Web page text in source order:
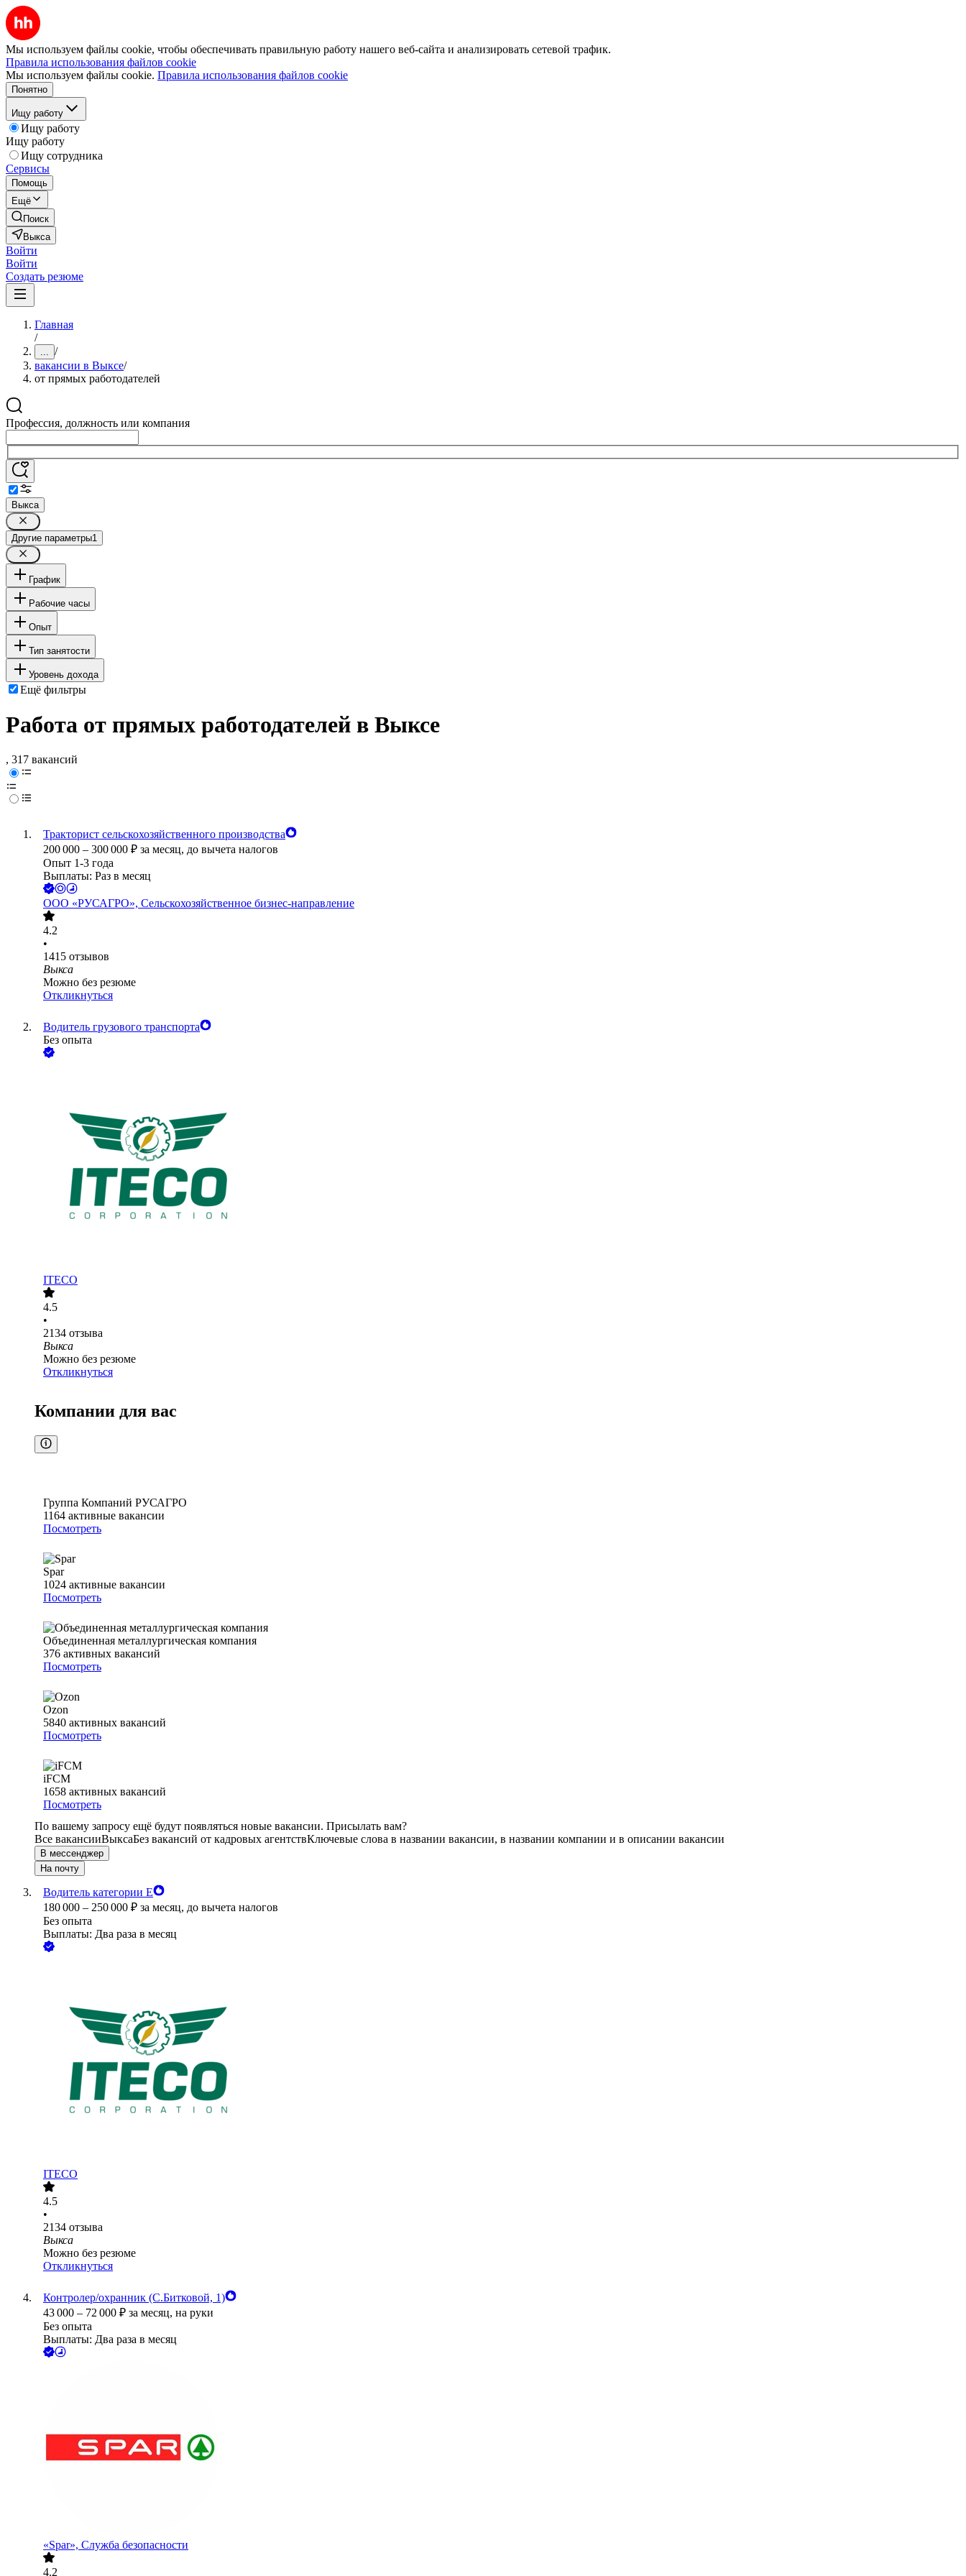
Мы используем файлы cookie, чтобы обеспечивать правильную работу нашего веб-сайта и анализировать сетевой трафик.
Правила использования файлов cookie
Мы используем файлы cookie. Правила использования файлов cookie
Понятно
Ищу работу
Ищу работу
Ищу работу
Ищу сотрудника
Сервисы
Помощь
Ещё
Поиск
Выкса
Войти
Войти
Создать резюме
Главная
/
... /
вакансии в Выксе/
от прямых работодателей
Профессия, должность или компания
Выкса
Другие параметры1
График
Рабочие часы
Опыт
Тип занятости
Уровень дохода
Ещё фильтры
Работа от прямых работодателей в Выксе
, 317 вакансий
Тракторист сельскохозяйственного производства
200 000 – 300 000 ₽ за месяц, до вычета налогов
Опыт 1-3 года
Выплаты: Раз в месяц
ООО «РУСАГРО», Сельскохозяйственное бизнес-направление
4.2
•
1415 отзывов
Выкса
Можно без резюме
Откликнуться
Водитель грузового транспорта
Без опыта
ITECO
4.5
•
2134 отзыва
Выкса
Можно без резюме
Откликнуться
Компании для вас
Группа Компаний РУСАГРО
1164 активные вакансии
Посмотреть
Spar
1024 активные вакансии
Посмотреть
Объединенная металлургическая компания
376 активных вакансий
Посмотреть
Ozon
5840 активных вакансий
Посмотреть
iFCM
1658 активных вакансий
Посмотреть
По вашему запросу ещё будут появляться новые вакансии. Присылать вам?
Все вакансииВыксаБез вакансий от кадровых агентствКлючевые слова в названии вакансии, в названии компании и в описании вакансии
В мессенджер
На почту
Водитель категории Е
180 000 – 250 000 ₽ за месяц, до вычета налогов
Без опыта
Выплаты: Два раза в месяц
ITECO
4.5
•
2134 отзыва
Выкса
Можно без резюме
Откликнуться
Контролер/охранник (С.Битковой, 1)
43 000 – 72 000 ₽ за месяц, на руки
Без опыта
Выплаты: Два раза в месяц
«Spar», Служба безопасности
4.2